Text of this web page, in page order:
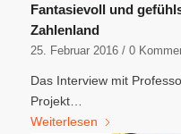
Fantasievoll und
Zahlenland
25. Februar 2016 / 0
Das Interview mit
Projekt…
Weiterlesen